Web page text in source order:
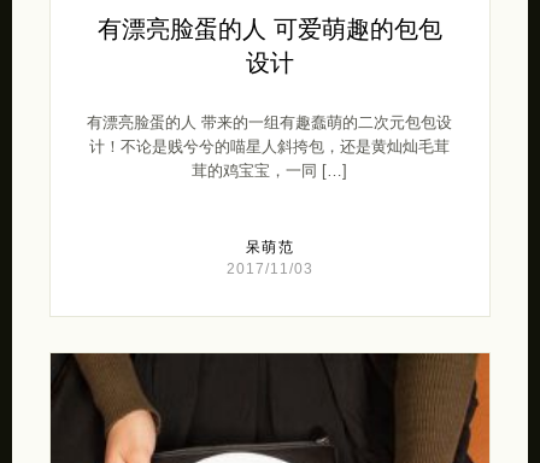
有漂亮脸蛋的人 可爱萌趣的包包
设计
有漂亮脸蛋的人 带来的一组有趣蠢萌的二次元包包设
计！不论是贱兮兮的喵星人斜挎包，还是黄灿灿毛茸
茸的鸡宝宝，一同 […]
呆萌范
2017/11/03